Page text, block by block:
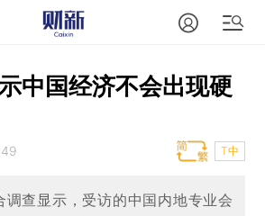
中国经济不会出现硬
T中
调查显示，受访的中国内地专业会